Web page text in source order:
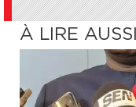
À LIRE AUSSI